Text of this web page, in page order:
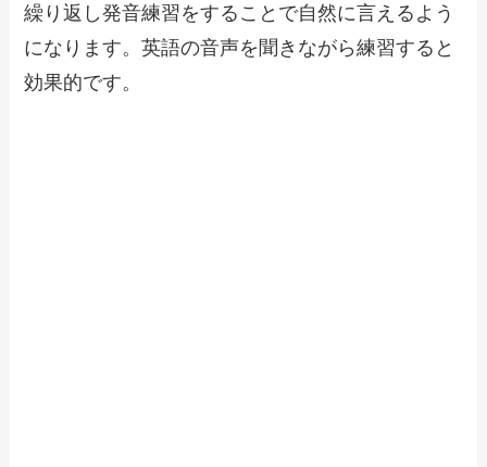
繰り返し発音練習をすることで自然に言えるよう
になります。英語の音声を聞きながら練習すると
効果的です。